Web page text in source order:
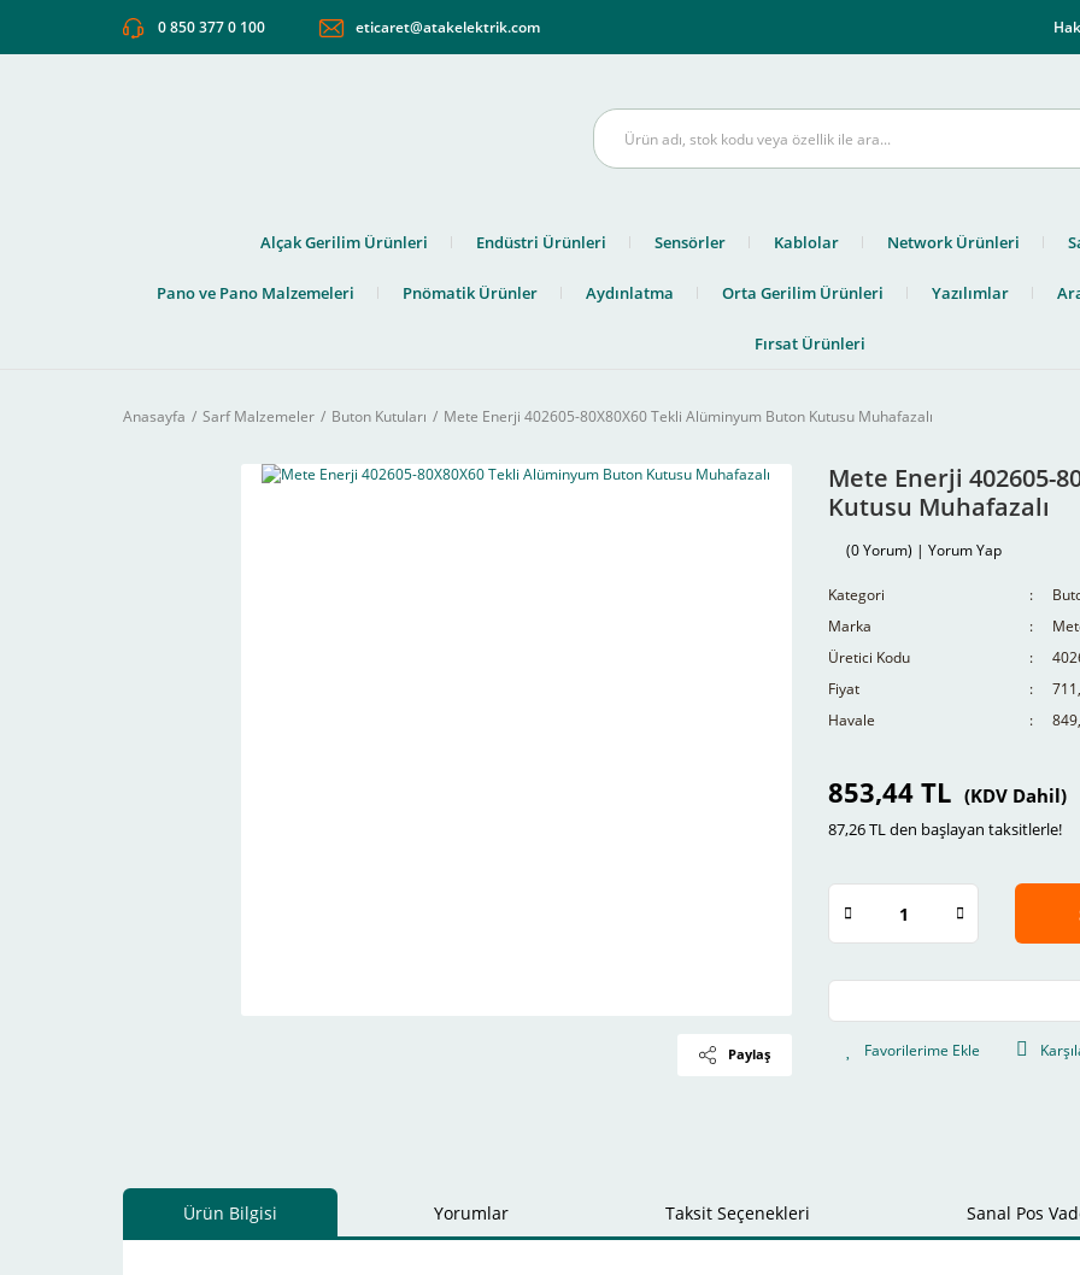
0 850 377 0 100 eticaret@atakelektrik.com
Alçak Gerilim Ürünleri Endüstri Ürünleri Sensörler Kablolar Network Ürünleri
Pano ve Pano Malzemeleri Pnömatik Ürünler Aydınlatma Orta Gerilim Ürünleri Yazılımlar
Fırsat Ürünleri
Anasayfa Sarf Malzemeler Buton Kutuları Mete Enerji 402605-80X80X60 Tekli Alüminyum Buton Kutusu Muhafazalı
Paylaş
Mete Enerji 402605-
Kutusu Muhafazalı
(0 Yorum) | Yorum Yap
Kategori
Marka
Üretici Kodu
Fiyat
Havale
853,44 TL (KDV Dahil)
87,26 TL den başlayan taksitlerle!
Ürün Bilgisi Yorumlar Taksit Seçenekleri Sanal Pos